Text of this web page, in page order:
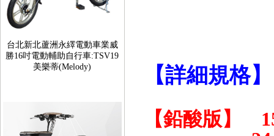
台北新北蘆洲永繹電動車業威
美樂蒂(Melody)
【詳細規格】
【鉛酸版】